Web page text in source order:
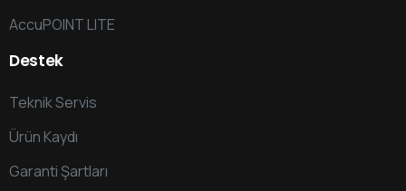
AccuPOINT LITE
Destek
Teknik Servis
Ürün Kaydı
Garanti Şartları